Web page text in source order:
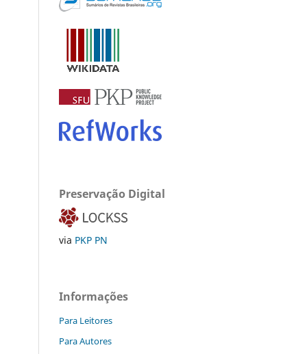
Preservação Digital
via PKP PN
Informações
Para Leitores
Para Autores